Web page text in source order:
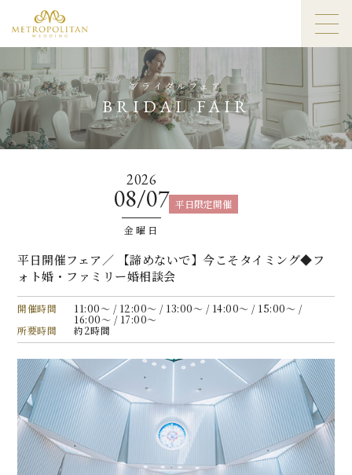
ブライダルフェア
BRIDAL FAIR
2026
08/07
金曜日
平日限定開催
平日開催フェア／ 【諦めないで】今こそタイミング◆フ
ォト婚・ファミリー婚相談会
開催時間
11:00〜 / 12:00〜 / 13:00〜 / 14:00〜 / 15:00〜 /
16:00〜 / 17:00〜
所要時間
約2時間